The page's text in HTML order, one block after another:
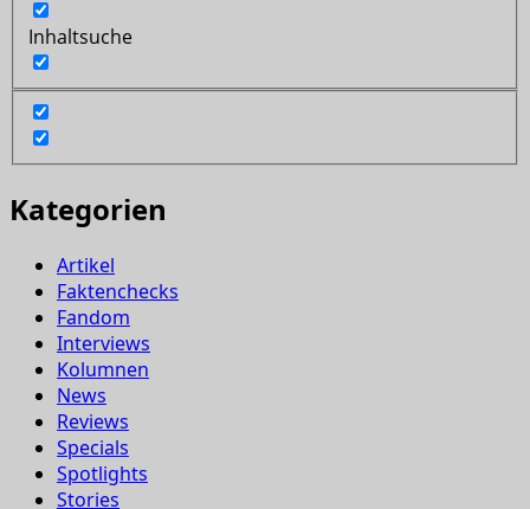
Inhaltsuche
Kategorien
Artikel
Faktenchecks
Fandom
Interviews
Kolumnen
News
Reviews
Specials
Spotlights
Stories